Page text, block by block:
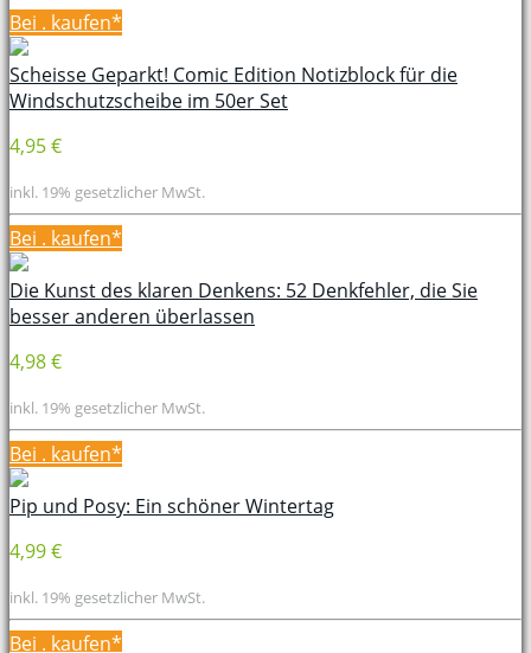
Bei . kaufen*
Scheisse Geparkt! Comic Edition Notizblock für die
Windschutzscheibe im 50er Set
4,95 €
inkl. 19% gesetzlicher MwSt.
Bei . kaufen*
Die Kunst des klaren Denkens: 52 Denkfehler, die Sie
besser anderen überlassen
4,98 €
inkl. 19% gesetzlicher MwSt.
Bei . kaufen*
Pip und Posy: Ein schöner Wintertag
4,99 €
inkl. 19% gesetzlicher MwSt.
Bei . kaufen*